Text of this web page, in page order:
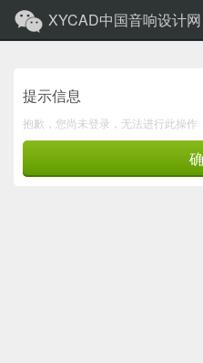
XYCAD中国音响设计网
提示信息
抱歉，您尚未登录，无法进行此操作